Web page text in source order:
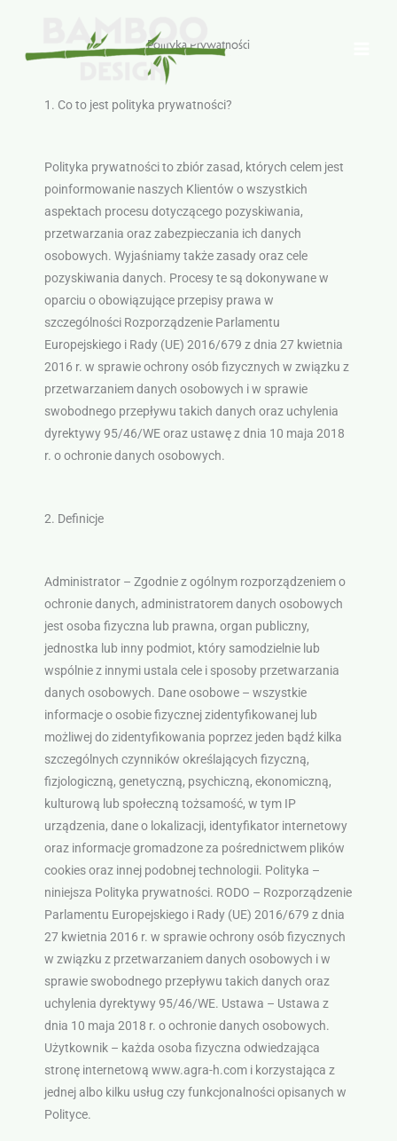
treści
Polityka Prywatności
1. Co to jest polityka prywatności?
Polityka prywatności to zbiór zasad, których celem jest
poinformowanie naszych Klientów o wszystkich
aspektach procesu dotyczącego pozyskiwania,
przetwarzania oraz zabezpieczania ich danych
osobowych. Wyjaśniamy także zasady oraz cele
pozyskiwania danych. Procesy te są dokonywane w
oparciu o obowiązujące przepisy prawa w
szczególności Rozporządzenie Parlamentu
Europejskiego i Rady (UE) 2016/679 z dnia 27 kwietnia
2016 r. w sprawie ochrony osób fizycznych w związku z
przetwarzaniem danych osobowych i w sprawie
swobodnego przepływu takich danych oraz uchylenia
dyrektywy 95/46/WE oraz ustawę z dnia 10 maja 2018
r. o ochronie danych osobowych.
2. Definicje
Administrator – Zgodnie z ogólnym rozporządzeniem o
ochronie danych, administratorem danych osobowych
jest osoba fizyczna lub prawna, organ publiczny,
jednostka lub inny podmiot, który samodzielnie lub
wspólnie z innymi ustala cele i sposoby przetwarzania
danych osobowych. Dane osobowe – wszystkie
informacje o osobie fizycznej zidentyfikowanej lub
możliwej do zidentyfikowania poprzez jeden bądź kilka
szczególnych czynników określających fizyczną,
fizjologiczną, genetyczną, psychiczną, ekonomiczną,
kulturową lub społeczną tożsamość, w tym IP
urządzenia, dane o lokalizacji, identyfikator internetowy
oraz informacje gromadzone za pośrednictwem plików
cookies oraz innej podobnej technologii. Polityka –
niniejsza Polityka prywatności. RODO – Rozporządzenie
Parlamentu Europejskiego i Rady (UE) 2016/679 z dnia
27 kwietnia 2016 r. w sprawie ochrony osób fizycznych
w związku z przetwarzaniem danych osobowych i w
sprawie swobodnego przepływu takich danych oraz
uchylenia dyrektywy 95/46/WE. Ustawa – Ustawa z
dnia 10 maja 2018 r. o ochronie danych osobowych.
Użytkownik – każda osoba fizyczna odwiedzająca
stronę internetową www.agra-h.com i korzystająca z
jednej albo kilku usług czy funkcjonalności opisanych w
Polityce.